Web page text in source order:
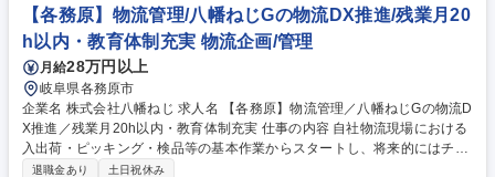
【各務原】物流管理/八幡ねじGの物流DX推進/残業月20
h以内・教育体制充実 物流企画/管理
月給28万円以上
岐阜県各務原市
企業名 株式会社八幡ねじ 求人名 【各務原】物流管理／八幡ねじGの物流D
X推進／残業月20h以内・教育体制充実 仕事の内容 自社物流現場における
入出荷・ピッキング・検品等の基本作業からスタートし、将来的にはチー
ムリーダーとして現場管理や業務改善、メンバー育成、配送等の全体コン
退職金あり 土日祝休み